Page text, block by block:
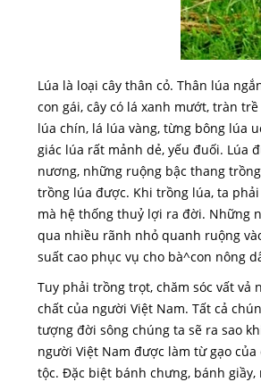
Lúa là loại cây thân cỏ. Thân lúa
con gái, cây có lá xanh mướt, tràn
lúa chín, lá lúa vàng, từng bông lúa
giác lúa rất mảnh dẻ, yếu đuối. Lúa
nương, những ruộng bậc thang
trồng lúa được. Khi trồng lúa, ta
mà hệ thống thuỷ lợi ra đời. Những
qua nhiều rãnh nhỏ quanh ruộng
suất cao phục vụ cho bà^con nông
Tuy phải trồng trọt, chăm sóc vất
chất của người Việt Nam. Tất cả
tượng đời sông chúng ta sẽ ra sao
người Việt Nam được làm từ gạo
tộc. Đặc biệt bánh chưng, bánh